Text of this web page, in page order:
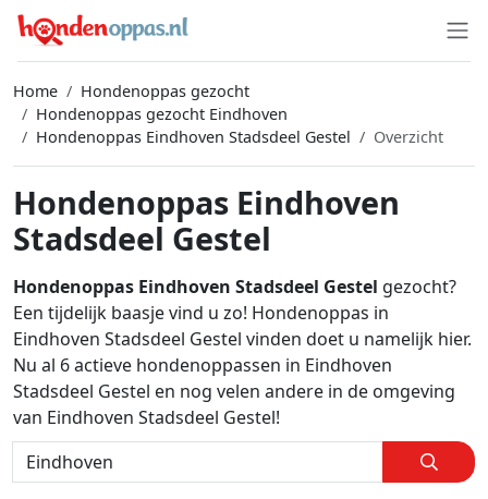
Home
Hondenoppas gezocht
Hondenoppas gezocht Eindhoven
Hondenoppas Eindhoven Stadsdeel Gestel
Overzicht
Hondenoppas Eindhoven
Stadsdeel Gestel
Hondenoppas Eindhoven Stadsdeel Gestel gezocht?
Een tijdelijk baasje vind u zo! Hondenoppas in
Eindhoven Stadsdeel Gestel vinden doet u namelijk hier.
Nu al 6 actieve hondenoppassen in Eindhoven
Stadsdeel Gestel en nog velen andere in de omgeving
van Eindhoven Stadsdeel Gestel!